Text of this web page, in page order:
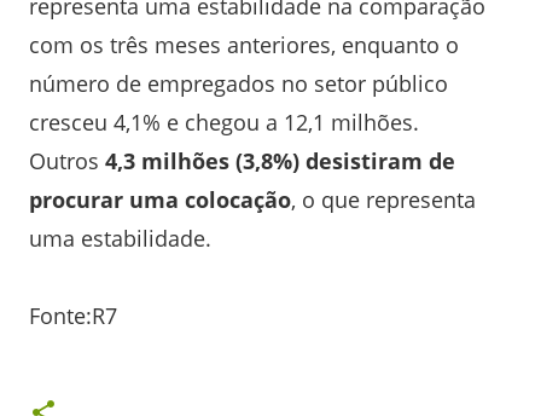
com os três meses anteriores, enquanto o
número de empregados no setor público
cresceu 4,1% e chegou a 12,1 milhões.
Outros 4,3 milhões (3,8%) desistiram de
procurar uma colocação, o que representa
uma estabilidade.
Fonte:R7